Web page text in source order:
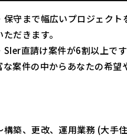
守まで幅広いプロジェク
だきます。
直請け案件が6割以上で
案件の中からあなたの希
築、更改、運用業務 (大手